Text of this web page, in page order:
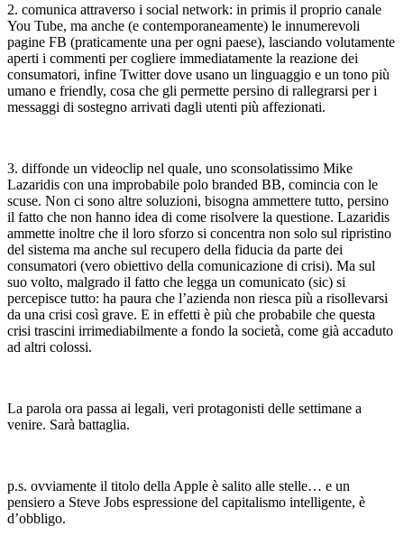
2. comunica attraverso i social network: in primis il proprio canale
You Tube, ma anche (e contemporaneamente) le innumerevoli
pagine FB (praticamente una per ogni paese), lasciando volutamente
aperti i commenti per cogliere immediatamente la reazione dei
consumatori, infine Twitter dove usano un linguaggio e un tono più
umano e friendly, cosa che gli permette persino di rallegrarsi per i
messaggi di sostegno arrivati dagli utenti più affezionati.
3. diffonde un videoclip nel quale, uno sconsolatissimo Mike
Lazaridis con una improbabile polo branded BB, comincia con le
scuse. Non ci sono altre soluzioni, bisogna ammettere tutto, persino
il fatto che non hanno idea di come risolvere la questione. Lazaridis
ammette inoltre che il loro sforzo si concentra non solo sul ripristino
del sistema ma anche sul recupero della fiducia da parte dei
consumatori (vero obiettivo della comunicazione di crisi). Ma sul
suo volto, malgrado il fatto che legga un comunicato (sic) si
percepisce tutto: ha paura che l’azienda non riesca più a risollevarsi
da una crisi così grave. E in effetti è più che probabile che questa
crisi trascini irrimediabilmente a fondo la società, come già accaduto
ad altri colossi.
La parola ora passa ai legali, veri protagonisti delle settimane a
venire. Sarà battaglia.
p.s. ovviamente il titolo della Apple è salito alle stelle… e un
pensiero a Steve Jobs espressione del capitalismo intelligente, è
d’obbligo.